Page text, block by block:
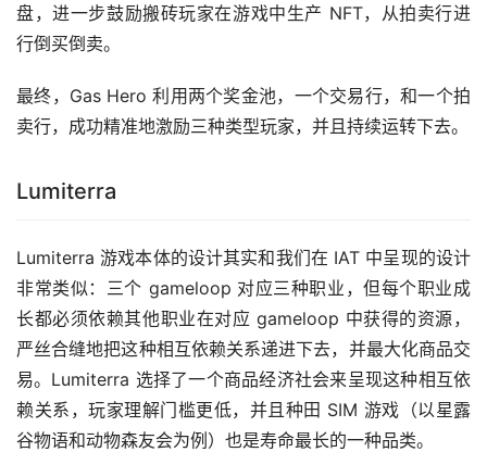
盘，进一步鼓励搬砖玩家在游戏中生产 NFT，从拍卖行进
行倒买倒卖。
最终，Gas Hero 利用两个奖金池，一个交易行，和一个拍
卖行，成功精准地激励三种类型玩家，并且持续运转下去。
Lumiterra
Lumiterra 游戏本体的设计其实和我们在 IAT 中呈现的设计
非常类似：三个 gameloop 对应三种职业，但每个职业成
长都必须依赖其他职业在对应 gameloop 中获得的资源，
严丝合缝地把这种相互依赖关系递进下去，并最大化商品交
易。Lumiterra 选择了一个商品经济社会来呈现这种相互依
赖关系，玩家理解门槛更低，并且种田 SIM 游戏（以星露
谷物语和动物森友会为例）也是寿命最长的一种品类。